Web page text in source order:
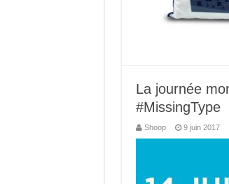
La journée
#MissingType
Shoop 9 juin 2017